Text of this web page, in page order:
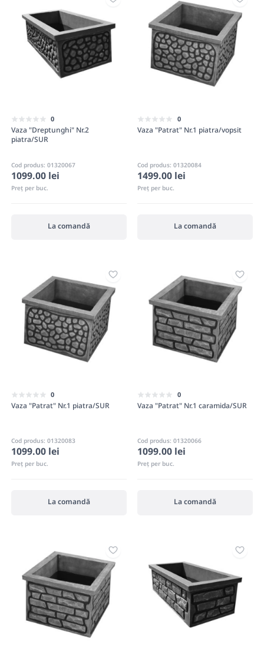
0
Vaza "Dreptunghi" Nr.2
piatra/SUR
Cod produs: 01320067
1099.00 lei
Preț per buc.
La comandă
0
Vaza "Patrat" Nr.1 piatra/vopsit
Cod produs: 01320084
1499.00 lei
Preț per buc.
La comandă
0
Vaza "Patrat" Nr.1 piatra/SUR
Cod produs: 01320083
1099.00 lei
Preț per buc.
La comandă
0
Vaza "Patrat" Nr.1 caramida/SUR
Cod produs: 01320066
1099.00 lei
Preț per buc.
La comandă